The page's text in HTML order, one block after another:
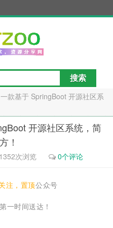
款基于 SpringBoot 开源社区系
开源社区系统，简
！
1352次浏览 0个评论
注，置顶公众号
一时间送达！